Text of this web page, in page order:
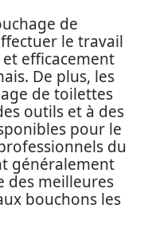
de
le travail
efficacement
De plus, les
de toilettes
outils et à des
pour le
du
généralement
des meilleures
bouchons les